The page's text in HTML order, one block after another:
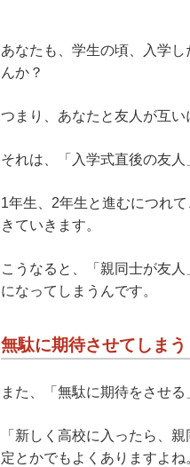
あなたも、学生の頃、入学
んか？
つまり、あなたと友人が互
それは、「入学式直後の友
1年生、2年生と進むにつれ
きていきます。
こうなると、「親同士が友
になってしまうんです。
無駄に期待させてしまう
また、「無駄に期待をさせる
「新しく高校に入ったら、
定とかでもよくありますよね